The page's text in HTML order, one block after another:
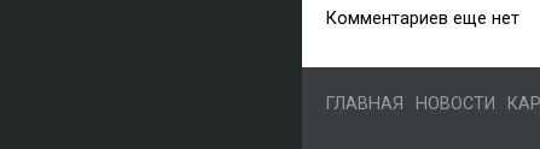
Комментариев еще нет
ГЛАВНАЯ НОВОСТИ